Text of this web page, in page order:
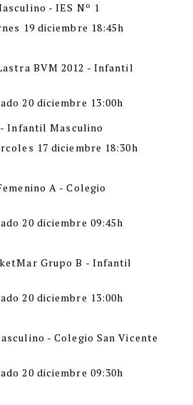
- IES Nº 1
19 diciembre 18:45h
BVM 2012 - Infantil
20 diciembre 13:00h
- Infantil Masculino
17 diciembre 18:30h
A - Colegio
20 diciembre 09:45h
Grupo B - Infantil
20 diciembre 13:00h
- Colegio San Vicente
20 diciembre 09:30h